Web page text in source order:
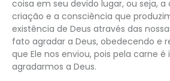
coisa em seu devido lugar, ou seja,
criação e a consciência que
existência de Deus através das
fato agradar a Deus, obedecendo e
que Ele nos enviou, pois pela carne é
agradarmos a Deus.